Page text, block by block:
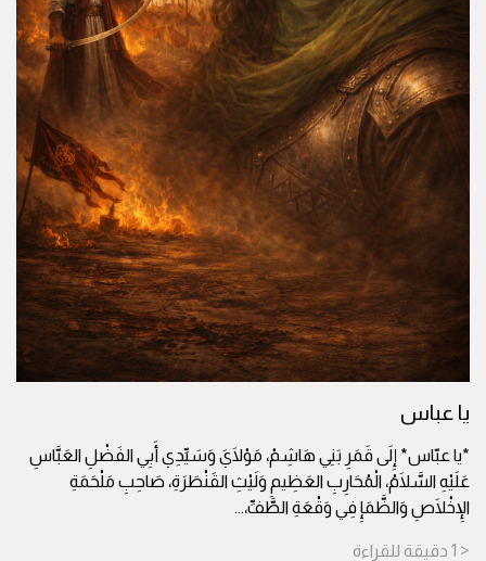
يا عباس
*يا عبّاس* إِلَى قَمَرِ بَنِي هَاشِمْ، مَوْلَايَ وَسَيِّدِي أَبِي الفَضْلِ العَبَّاسِ
عَلَيْهِ السَّلَامُ، الْمُحَارِبِ العَظِيمِ وَلَيْثِ القَنْطَرَةِ، صَاحِبِ مَلْحَمَةِ
الإِخْلَاصِ وَالظَّمَإِ فِي وَقْعَةِ الطَّفِّ،...
< 1 دقيقة للقراءة